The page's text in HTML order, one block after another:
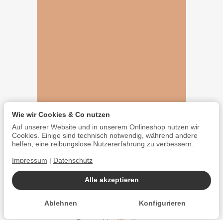
Alle akzeptieren
Ablehnen Konfigurieren
Wie wir Cookies & Co nutzen
Auf unserer Website und in unserem Onlineshop nutzen wir
Cookies. Einige sind technisch notwendig, während andere
helfen, eine reibungslose Nutzererfahrung zu verbessern.
Impressum Datenschutz